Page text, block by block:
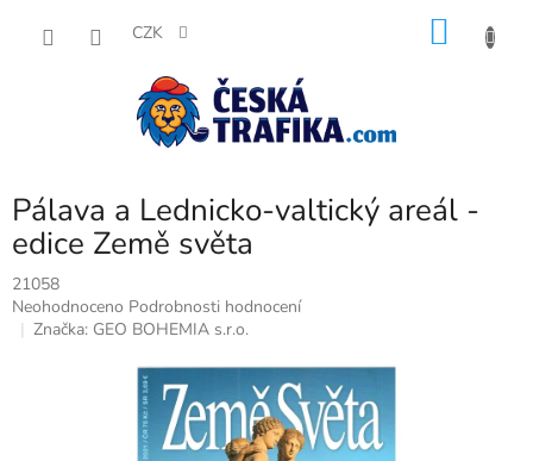
CZK
Pálava a Lednicko-valtický areál -
edice Země světa
21058
Průměrné
hodnocení
Neohodnoceno Podrobnosti hodnocení
Značka: GEO BOHEMIA s.r.o.